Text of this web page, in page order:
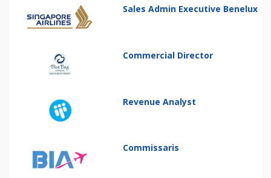
Sales Admin Executive Benelux
Commercial Director
Revenue Analyst
Commissaris